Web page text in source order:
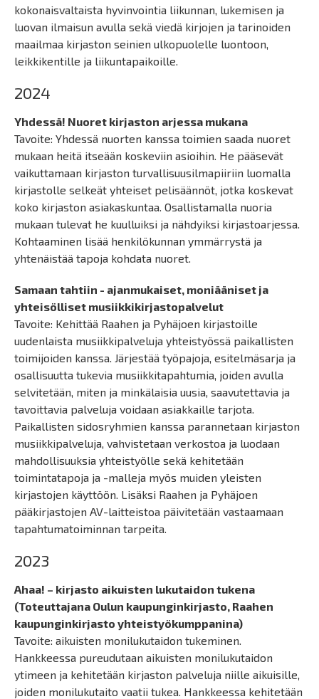
kokonaisvaltaista hyvinvointia liikunnan, lukemisen ja
luovan ilmaisun avulla sekä viedä kirjojen ja tarinoiden
maailmaa kirjaston seinien ulkopuolelle luontoon,
leikkikentille ja liikuntapaikoille.
2024
Yhdessä! Nuoret kirjaston arjessa mukana
Tavoite: Yhdessä nuorten kanssa toimien saada nuoret
mukaan heitä itseään koskeviin asioihin. He pääsevät
vaikuttamaan kirjaston turvallisuusilmapiiriin luomalla
kirjastolle selkeät yhteiset pelisäännöt, jotka koskevat
koko kirjaston asiakaskuntaa. Osallistamalla nuoria
mukaan tulevat he kuulluiksi ja nähdyiksi kirjastoarjessa.
Kohtaaminen lisää henkilökunnan ymmärrystä ja
yhtenäistää tapoja kohdata nuoret.
Samaan tahtiin - ajanmukaiset, moniääniset ja
yhteisölliset musiikkikirjastopalvelut
Tavoite: Kehittää Raahen ja Pyhäjoen kirjastoille
uudenlaista musiikkipalveluja yhteistyössä paikallisten
toimijoiden kanssa. Järjestää työpajoja, esitelmäsarja ja
osallisuutta tukevia musiikkitapahtumia, joiden avulla
selvitetään, miten ja minkälaisia uusia, saavutettavia ja
tavoittavia palveluja voidaan asiakkaille tarjota.
Paikallisten sidosryhmien kanssa parannetaan kirjaston
musiikkipalveluja, vahvistetaan verkostoa ja luodaan
mahdollisuuksia yhteistyölle sekä kehitetään
toimintatapoja ja -malleja myös muiden yleisten
kirjastojen käyttöön. Lisäksi Raahen ja Pyhäjoen
pääkirjastojen AV-laitteistoa päivitetään vastaamaan
tapahtumatoiminnan tarpeita.
2023
Ahaa! – kirjasto aikuisten lukutaidon tukena
(Toteuttajana Oulun kaupunginkirjasto, Raahen
kaupunginkirjasto yhteistyökumppanina)
Tavoite: aikuisten monilukutaidon tukeminen.
Hankkeessa pureudutaan aikuisten monilukutaidon
ytimeen ja kehitetään kirjaston palveluja niille aikuisille,
joiden monilukutaito vaatii tukea. Hankkeessa kehitetään